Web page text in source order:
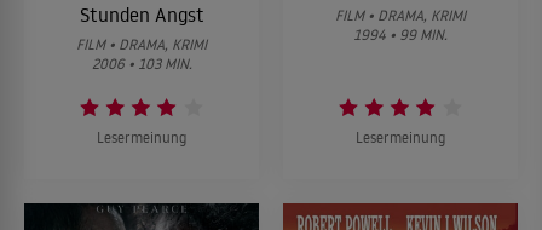
Stunden Angst
FILM • DRAMA, KRIMI
2006 • 103 MIN.
Lesermeinung
FILM • DRAMA, KRIMI
1994 • 99 MIN.
Lesermeinung